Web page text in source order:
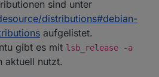
sind unter
distributions#debian-
aufgelistet.
gibt es mit lsb_release -a
aktuell nutzt.